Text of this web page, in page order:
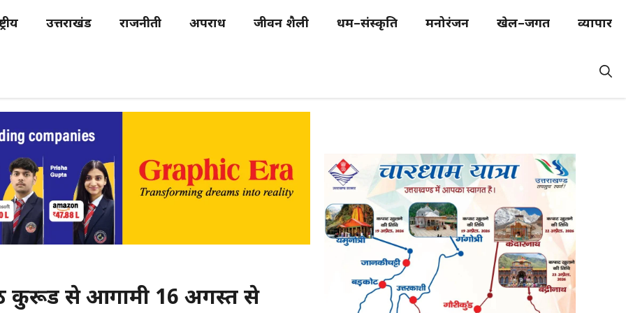
उत्तराखंड राजनीती अपराध जीवन शैली धर्म–संस्कृति मनोरंजन खेल–जगत व्यापार
कुरूड से आगामी 16 अगस्त से